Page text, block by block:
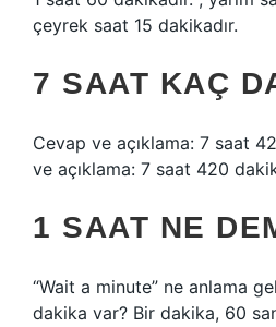
çeyrek saat 15 dakikadır.
7 SAAT KAÇ
Cevap ve açıklama: 7 saat
ve açıklama: 7 saat 420
1 SAAT NE
“Wait a minute” ne anlama
dakika var? Bir dakika, 60